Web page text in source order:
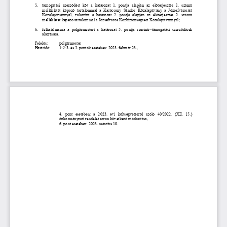
5. támogatási  szerződést  köt  a  határozat  1.  pontja  alapján  az  előterjesztés  1.  számú
mellékletét  képező  tartalommal  a  Karácsony  Sándor  Közalapítvány  a  Józsefvárosért
Közalapítvánnyal,  valamint  a  határozat  2.  pontja  alapján  az  előterjesztés  2.  számú
mellékletét képező tartalommal a Józsefváros Közbiztonságáért Közalapítvánnyal;
6. felhatalmazza  a  polgármestert  a  határozat  5.  pontja  szerinti
támogatási  szerződések
aláírására.
Felelős:
polgármester
Határidő:
1-2-3. és 5. pontok esetében: 2023. február 23.,
4.  pont  esetében:  a  2023.  évi  költségvetésről  szóló  40/2022.  (XII.  15.)
önkormányzati rendelet soron következő módosítása,
6. pont esetében: 2023. március 10.